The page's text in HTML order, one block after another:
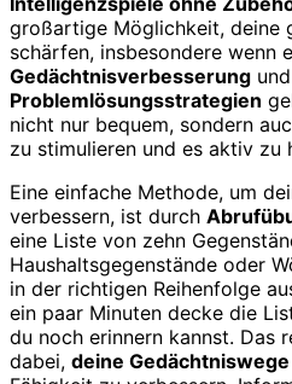
großartige Möglichkeit, deine
schärfen, insbesondere wenn
Gedächtnisverbesserung und
Problemlösungsstrategien
nicht nur bequem, sondern
zu stimulieren und es aktiv zu
Eine einfache Methode, um
verbessern, ist durch
eine Liste von zehn
Haushaltsgegenstände oder
in der richtigen Reihenfolge
ein paar Minuten decke die
du noch erinnern kannst. Das
dabei, deine